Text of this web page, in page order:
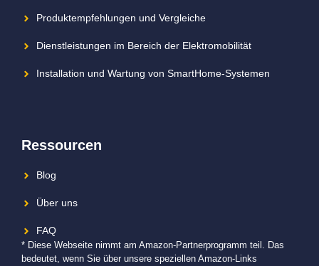
Produktempfehlungen und Vergleiche
Dienstleistungen im Bereich der Elektromobilität
Installation und Wartung von SmartHome-Systemen
Ressourcen
Blog
Über uns
FAQ
* Diese Webseite nimmt am Amazon-Partnerprogramm teil. Das
bedeutet, wenn Sie über unsere speziellen Amazon-Links